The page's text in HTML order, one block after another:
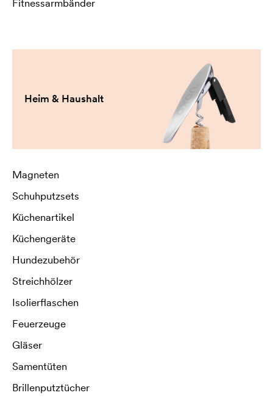
Fitnessarmbänder
Heim & Haushalt
Magneten
Schuhputzsets
Küchenartikel
Küchengeräte
Hundezubehör
Streichhölzer
Isolierflaschen
Feuerzeuge
Gläser
Samentüten
Brillenputztücher